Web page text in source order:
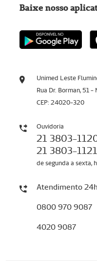
Unimed Leste
Rua Dr. Borman, 51 -
CEP: 24020-320
Ouvidoria
21 3803-
21 3803-1121
de segunda a sexta,
Atendimento 24h
0800 970 9087
4020 9087
Baixe nosso